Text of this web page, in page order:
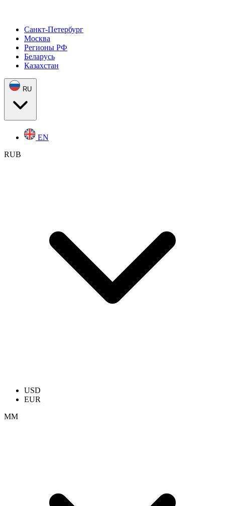
Санкт-Петербург
Москва
Регионы РФ
Беларусь
Казахстан
RU
EN
RUB
USD
EUR
ММ